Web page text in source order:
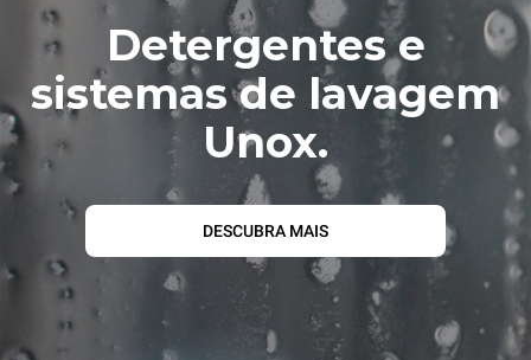
Detergentes e
sistemas de lavagem
Unox.
DESCUBRA MAIS